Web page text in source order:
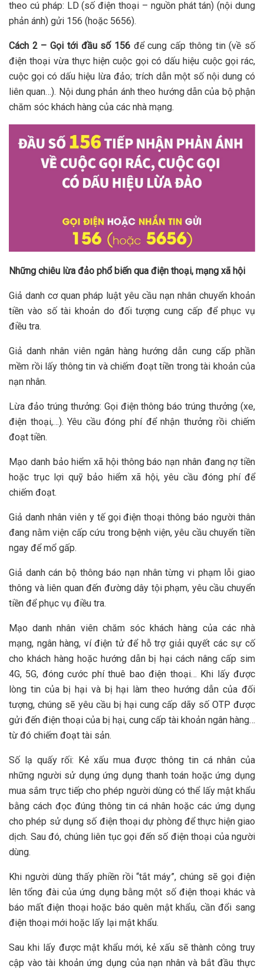
theo cú pháp: LD (số điện thoại – nguồn phát tán) (nội dung
phản ánh) gửi 156 (hoặc 5656).
Cách 2 – Gọi tới đầu số 156 để cung cấp thông tin (về số
điện thoại vừa thực hiện cuộc gọi có dấu hiệu cuộc gọi rác,
cuộc gọi có dấu hiệu lừa đảo; trích dẫn một số nội dung có
liên quan…). Nội dung phản ánh theo hướng dẫn của bộ phận
chăm sóc khách hàng của các nhà mạng.
Những chiêu lừa đảo phổ biến qua điện thoại, mạng xã hội
Giả danh cơ quan pháp luật yêu cầu nạn nhân chuyển khoản
tiền vào số tài khoản do đối tượng cung cấp để phục vụ
điều tra.
Giả danh nhân viên ngân hàng hướng dẫn cung cấp phần
mềm rồi lấy thông tin và chiếm đoạt tiền trong tài khoản của
nạn nhân.
Lừa đảo trúng thưởng: Gọi điện thông báo trúng thưởng (xe,
điện thoại,…). Yêu cầu đóng phí để nhận thưởng rồi chiếm
đoạt tiền.
Mạo danh bảo hiểm xã hội thông báo nạn nhân đang nợ tiền
hoặc trục lợi quỹ bảo hiểm xã hội, yêu cầu đóng phí để
chiếm đoạt.
Giả danh nhân viên y tế gọi điện thoại thông báo người thân
đang nằm viện cấp cứu trong bệnh viện, yêu cầu chuyển tiền
ngay để mổ gấp.
Giả danh cán bộ thông báo nạn nhân từng vi phạm lỗi giao
thông và liên quan đến đường dây tội phạm, yêu cầu chuyển
tiền để phục vụ điều tra.
Mạo danh nhân viên chăm sóc khách hàng của các nhà
mạng, ngân hàng, ví điện tử để hỗ trợ giải quyết các sự cố
cho khách hàng hoặc hướng dẫn bị hại cách nâng cấp sim
4G, 5G, đóng cước phí thuê bao điện thoại… Khi lấy được
lòng tin của bị hại và bị hại làm theo hướng dẫn của đối
tượng, chúng sẽ yêu cầu bị hại cung cấp dãy số OTP được
gửi đến điện thoại của bị hại, cung cấp tài khoản ngân hàng…
từ đó chiếm đoạt tài sản.
Số lạ quấy rối: Kẻ xấu mua được thông tin cá nhân của
những người sử dụng ứng dụng thanh toán hoặc ứng dụng
mua sắm trực tiếp cho phép người dùng có thể lấy mật khẩu
bằng cách đọc đúng thông tin cá nhân hoặc các ứng dụng
cho phép sử dụng số điện thoại dự phòng để thực hiện giao
dịch. Sau đó, chúng liên tục gọi đến số điện thoại của người
dùng.
Khi người dùng thấy phiền rồi “tắt máy”, chúng sẽ gọi điện
lên tổng đài của ứng dụng bằng một số điện thoại khác và
báo mất điện thoại hoặc báo quên mật khẩu, cần đổi sang
điện thoại mới hoặc lấy lại mật khẩu.
Sau khi lấy được mật khẩu mới, kẻ xấu sẽ thành công truy
cập vào tài khoản ứng dụng của nạn nhân và bắt đầu thực